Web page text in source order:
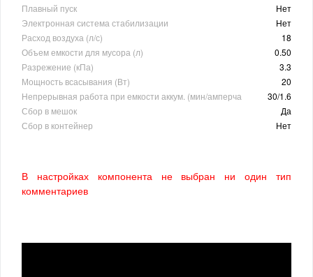
Плавный пуск
Нет
Электронная система стабилизации
Нет
Расход воздуха (л/с)
18
Объем емкости для мусора (л)
0.50
Разрежение (кПа)
3.3
Мощность всасывания (Вт)
20
Непрерывная работа при емкости аккум. (мин/амперча
30/1.6
Сбор в мешок
Да
Сбор в контейнер
Нет
В настройках компонента не выбран ни один тип
комментариев